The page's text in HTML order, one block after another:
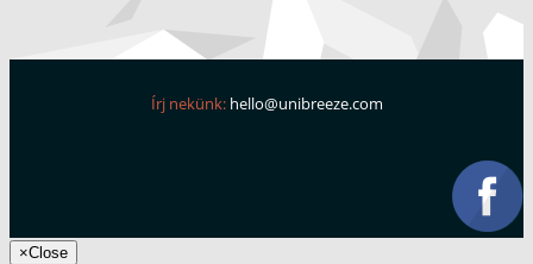
Írj nekünk: hello@unibreeze.com
×Close